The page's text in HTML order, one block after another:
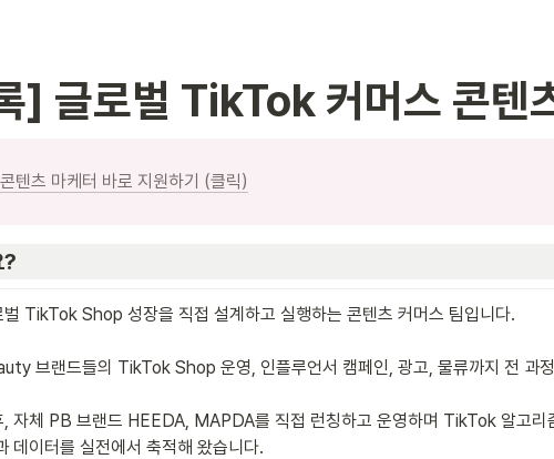
] 글로벌 TikTok 커머스 콘텐
텐츠 마케터 바로 지원하기 (클릭)
?
TikTok Shop 성장을 직접 설계하고 실행하는 콘텐츠 커머스 팀입니다.
브랜드들의 TikTok Shop 운영, 인플루언서 캠페인, 광고, 물류까지 전 과
자체 PB 브랜드 HEEDA, MAPDA를 직접 런칭하고 운영하며 TikTok 알고리
데이터를 실전에서 축적해 왔습니다.